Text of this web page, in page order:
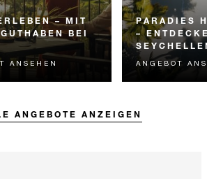
– MIT
BEI
unvergessliche
einem Guthaben,
macht.
ANSEHEN
PARADIES
–
Wir schenken
Übernachtung,
Urlaub in
ANGEBOT
ANGEBOTE ANZEIGEN